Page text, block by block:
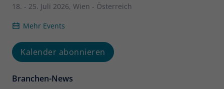
18. - 25. Juli 2026, Wien - Österreich
Mehr Events
Kalender abonnieren
Branchen-News